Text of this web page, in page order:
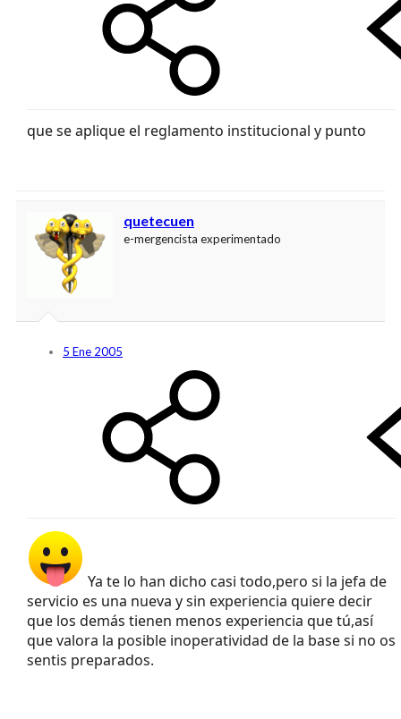
que se aplique el reglamento institucional y punto
quetecuen
e-mergencista experimentado
5 Ene 2005
Ya te lo han dicho casi todo,pero si la jefa de
servicio es una nueva y sin experiencia quiere decir
que los demás tienen menos experiencia que tú,así
que valora la posible inoperatividad de la base si no os
sentis preparados.